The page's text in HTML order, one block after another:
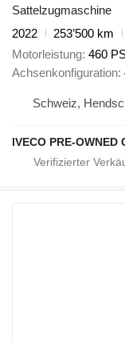
Sattelzugmaschine
2022
253’500 km
Motorleistung 460
Achsenkonfiguration
Schweiz,
IVECO PRE-